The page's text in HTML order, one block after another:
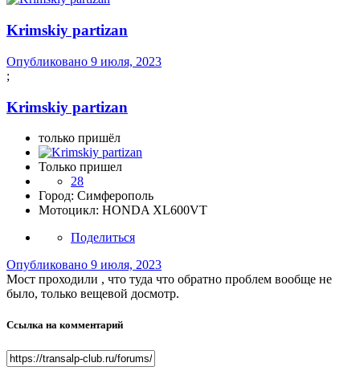
Krimskiy partizan
Опубликовано 9 июля, 2023
;
Krimskiy partizan
только пришёл
Только пришел
28
Город: Симферополь
Мотоцикл: HONDA XL600VT
Поделиться
Опубликовано 9 июля, 2023
Мост проходили , что туда что обратно проблем вообще не
было, только вещевой досмотр.
Ссылка на комментарий